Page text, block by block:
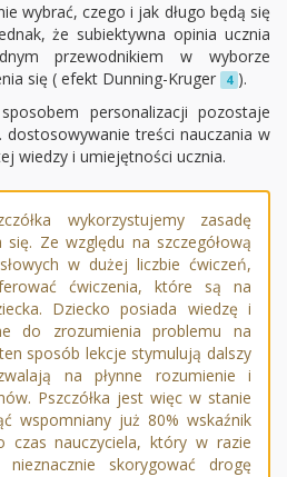
wybrać, czego i jak długo będą się
że subiektywna opinia ucznia
przewodnikiem w wyborze
się ( efekt Dunning-Kruger
4 ).
personalizacji pozostaje
dostosowywanie treści nauczania w
wiedzy i umiejętności ucznia.
wykorzystujemy zasadę
Ze względu na szczegółową
w dużej liczbie ćwiczeń,
ćwiczenia, które są na
Dziecko posiada wiedzę i
do zrozumienia problemu na
sposób lekcje stymulują dalszy
na płynne rozumienie i
Pszczółka jest więc w stanie
wspomniany już 80% wskaźnik
czas nauczyciela, który w razie
skorygować drogę